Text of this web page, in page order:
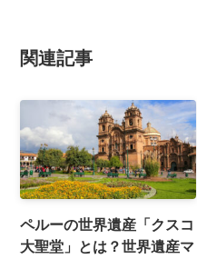
関連記事
ペルーの世界遺産「クスコ
大聖堂」とは？世界遺産マ